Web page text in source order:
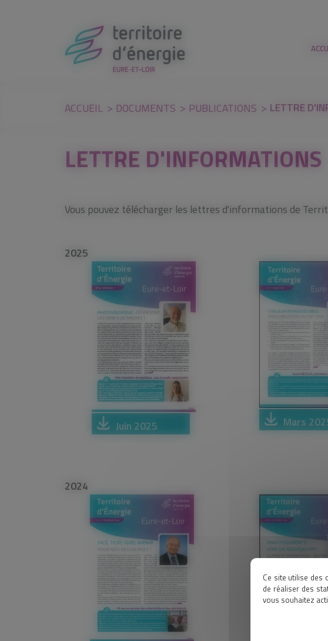
Ce site utilise des
de réaliser des
vous souhaitez
ACCUEIL DOCUMENTS PUBLICATIONS LETTRE
LETTRE D'INFORMATIONS
Vous pouvez télécharger les lettres d'informations de
2025
Juin 2025 Mars
2024